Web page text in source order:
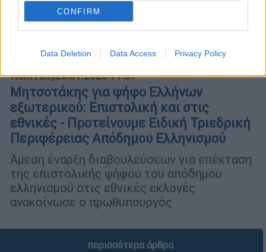
CONFIRM
Data Deletion Data Access Privacy Policy
Πολιτική|26.01.2026 11:57
Μητσοτάκης για ψήφο Ελλήνων
εξωτερικού: Επιστολική και στις
εθνικές - Προτείνουμε Ειδική Τριεδρική
Περιφέρειας Απόδημου Ελληνισμού
Άμεση έναρξη διαβουλεύσεων για επέκταση
της επιστολικής ψήφου του απόδημου
ελληνισμού στις εθνικές εκλογές
ανακοίνωσε ο πρωθυπουργός
περισσότερα άρθρα